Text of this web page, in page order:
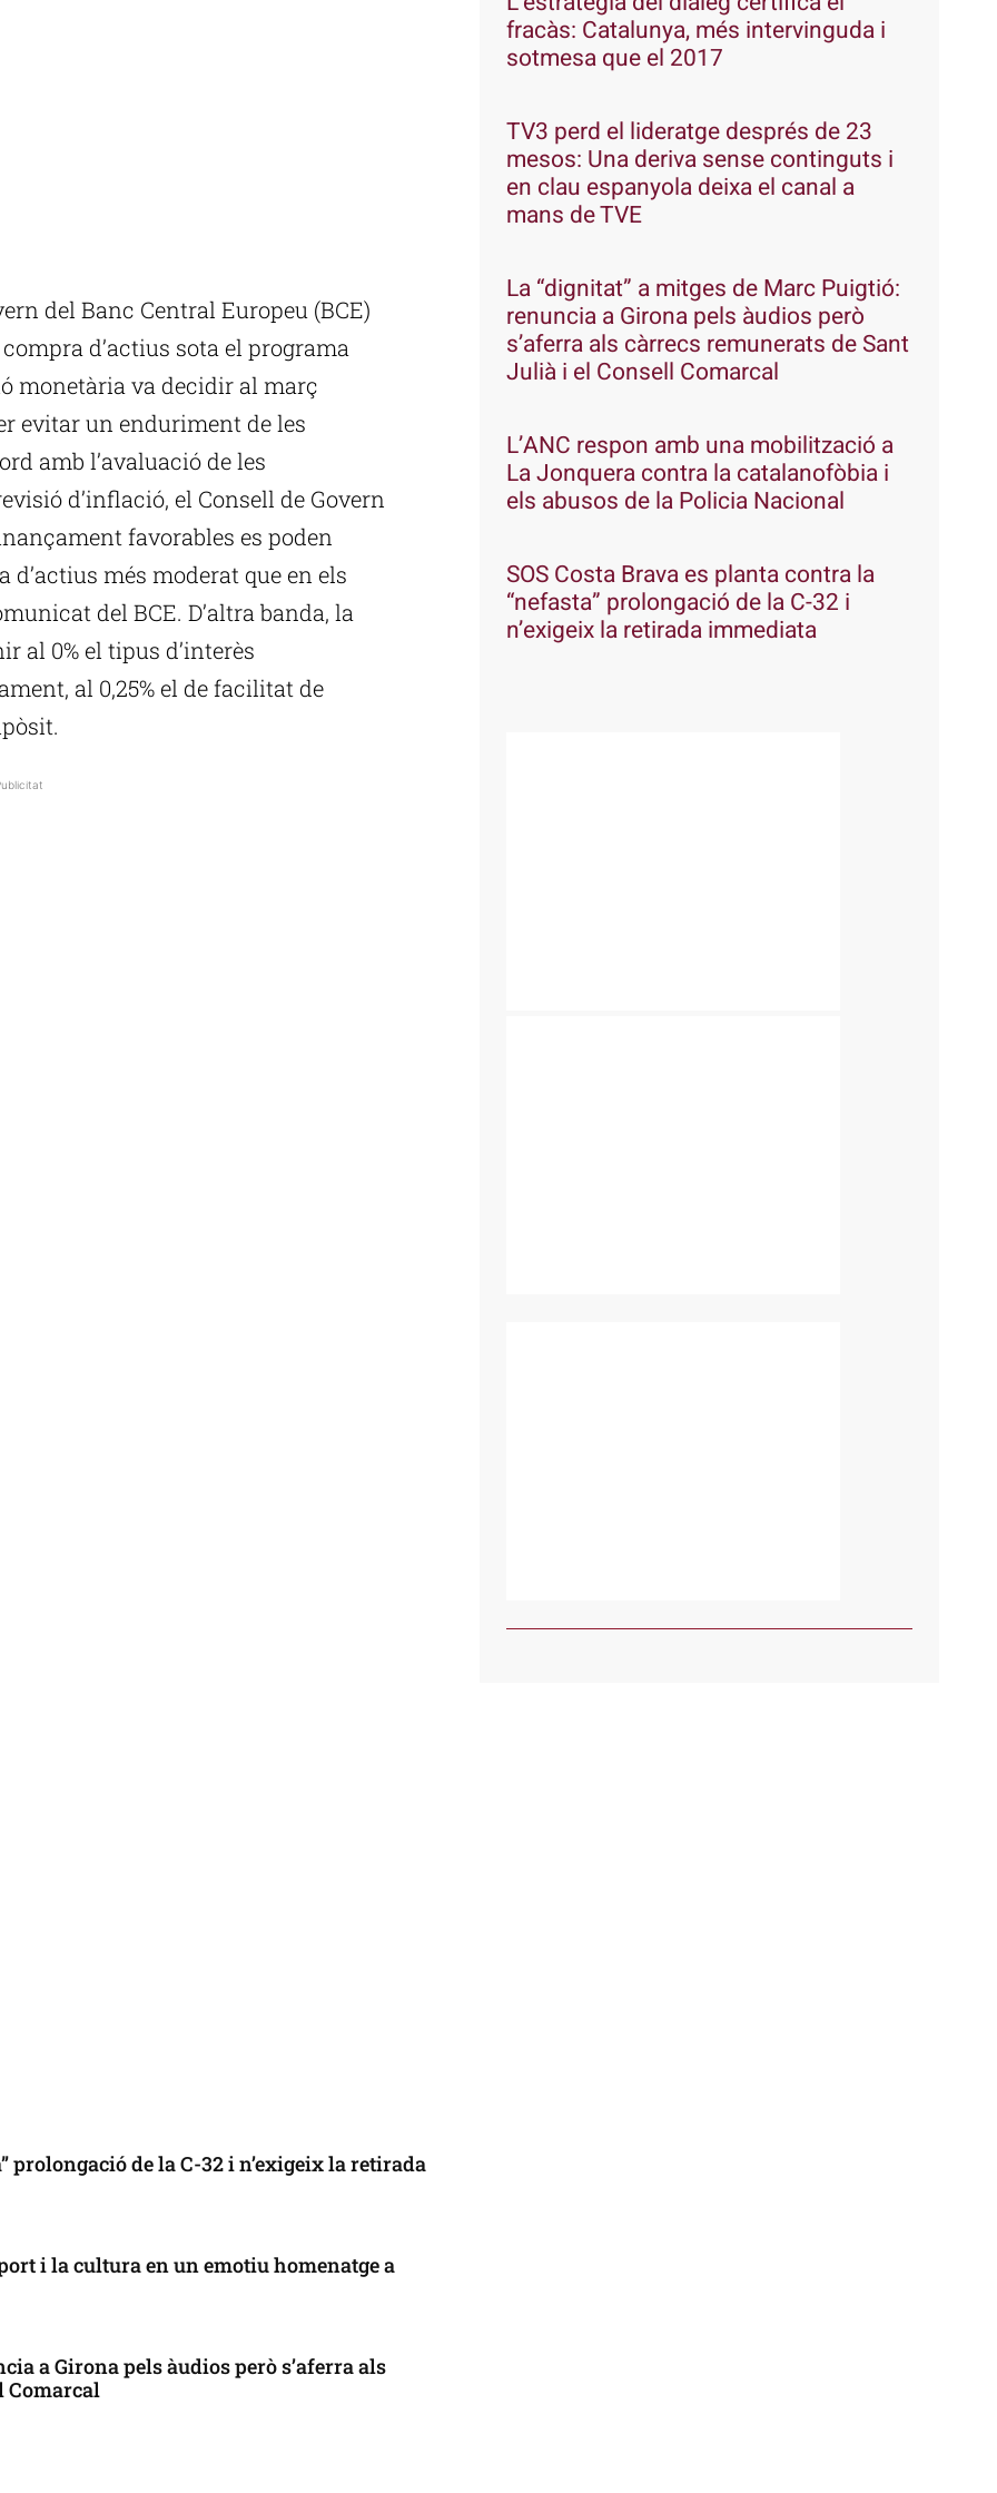
del Banc Central Europeu (BCE)
d’actius sota el programa
monetària va decidir al març
evitar un enduriment de les
amb l’avaluació de les
d’inflació, el Consell de Govern
favorables es poden
més moderat que en els
del BCE. D’altra banda, la
al 0% el tipus d’interès
al 0,25% el de facilitat de
prolongació de la C-32 i n’exigeix la retirada
i la cultura en un emotiu homenatge a
a Girona pels àudios però s’aferra als
Comarcal
fracàs: Catalunya, més intervinguda i
sotmesa que el 2017
TV3 perd el lideratge després de 23
mesos: Una deriva sense continguts i
en clau espanyola deixa el canal a
mans de TVE
La “dignitat” a mitges de Marc Puigtió:
renuncia a Girona pels àudios però
s’aferra als càrrecs remunerats de Sant
Julià i el Consell Comarcal
L’ANC respon amb una mobilització a
La Jonquera contra la catalanofòbia i
els abusos de la Policia Nacional
SOS Costa Brava es planta contra la
“nefasta” prolongació de la C-32 i
n’exigeix la retirada immediata